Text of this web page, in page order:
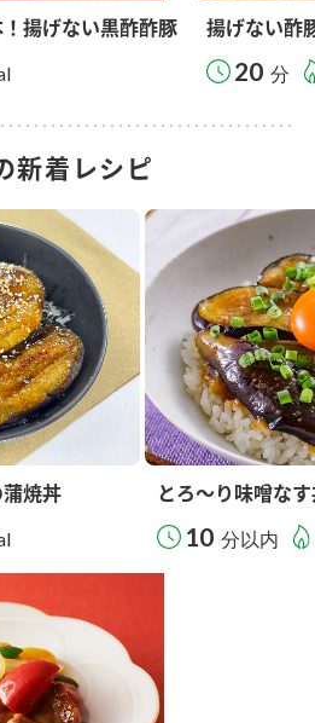
！揚げない黒酢酢豚 揚げない酢
20 分
新着レシピ
蒲焼丼 とろ～り味噌な
10 分以内